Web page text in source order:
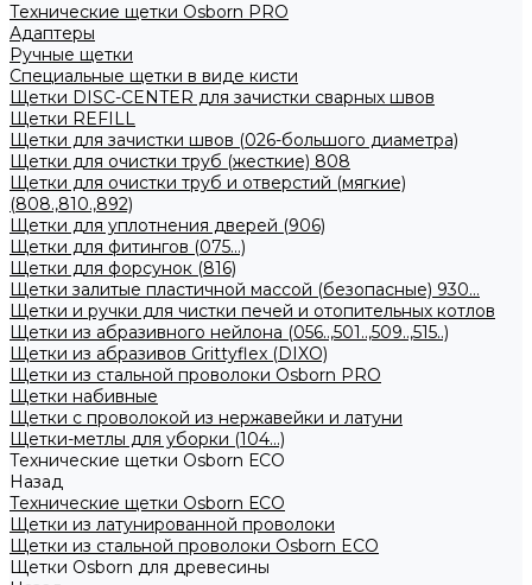
Технические щетки Osborn PRO
Адаптеры
Ручные щетки
Специальные щетки в виде кисти
Щетки DISC-CENTER для зачистки сварных швов
Щетки REFILL
Щетки для зачистки швов (026-большого диаметра)
Щетки для очистки труб (жесткие) 808
Щетки для очистки труб и отверстий (мягкие)
(808.,810.,892)
Щетки для уплотнения дверей (906)
Щетки для фитингов (075...)
Щетки для форсунок (816)
Щетки залитые пластичной массой (безопасные) 930...
Щетки и ручки для чистки печей и отопительных котлов
Щетки из абразивного нейлона (056..,501..,509..,515..)
Щетки из абразивов Grittyflex (DIXO)
Щетки из стальной проволоки Osborn PRO
Щетки набивные
Щетки с проволокой из нержавейки и латуни
Щетки-метлы для уборки (104...)
Технические щетки Osborn ЕСО
Назад
Технические щетки Osborn ЕСО
Щетки из латунированной проволоки
Щетки из стальной проволоки Osborn ECO
Щетки Osborn для древесины